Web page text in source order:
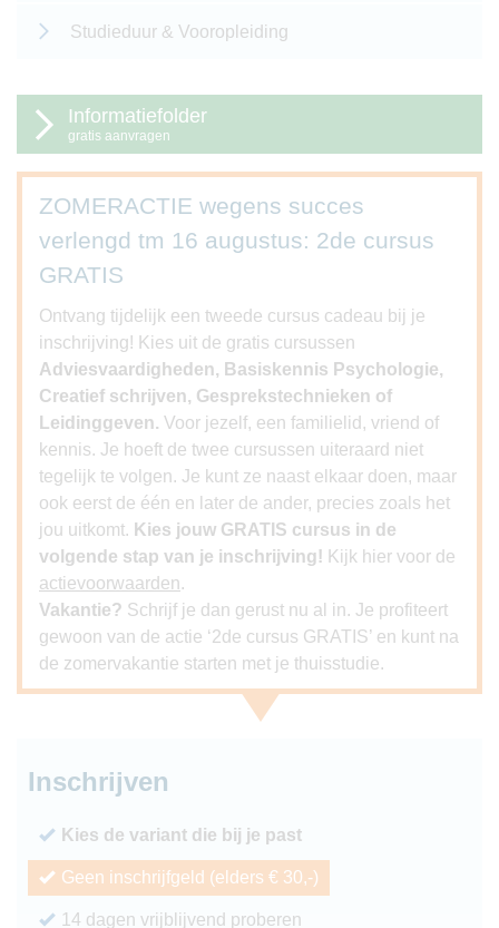
Studieduur & Vooropleiding
Informatiefolder
gratis aanvragen
ZOMERACTIE wegens succes
verlengd tm 16 augustus: 2de cursus
GRATIS
Ontvang tijdelijk een tweede cursus cadeau bij je
inschrijving! Kies uit de gratis cursussen
Adviesvaardigheden, Basiskennis Psychologie,
Creatief schrijven, Gesprekstechnieken of
Leidinggeven. Voor jezelf, een familielid, vriend of
kennis. Je hoeft de twee cursussen uiteraard niet
tegelijk te volgen. Je kunt ze naast elkaar doen, maar
ook eerst de één en later de ander, precies zoals het
jou uitkomt. Kies jouw GRATIS cursus in de
volgende stap van je inschrijving! Kijk hier voor de
actievoorwaarden.
Vakantie? Schrijf je dan gerust nu al in. Je profiteert
gewoon van de actie ‘2de cursus GRATIS’ en kunt na
de zomervakantie starten met je thuisstudie.
Inschrijven
Kies de variant die bij je past
Geen inschrijfgeld (elders € 30,-)
14 dagen vrijblijvend proberen